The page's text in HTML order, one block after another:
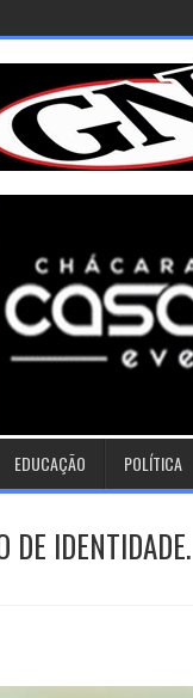
EDUCAÇÃO POLÍTICA
DE IDENTIDADE.